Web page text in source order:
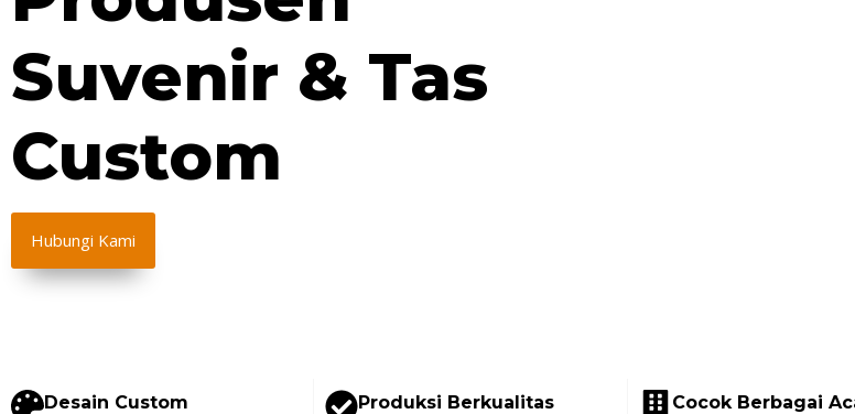
Suvenir & Tas
Custom
Hubungi Kami
Desain Custom Produksi Berkualitas Cocok Berbagai